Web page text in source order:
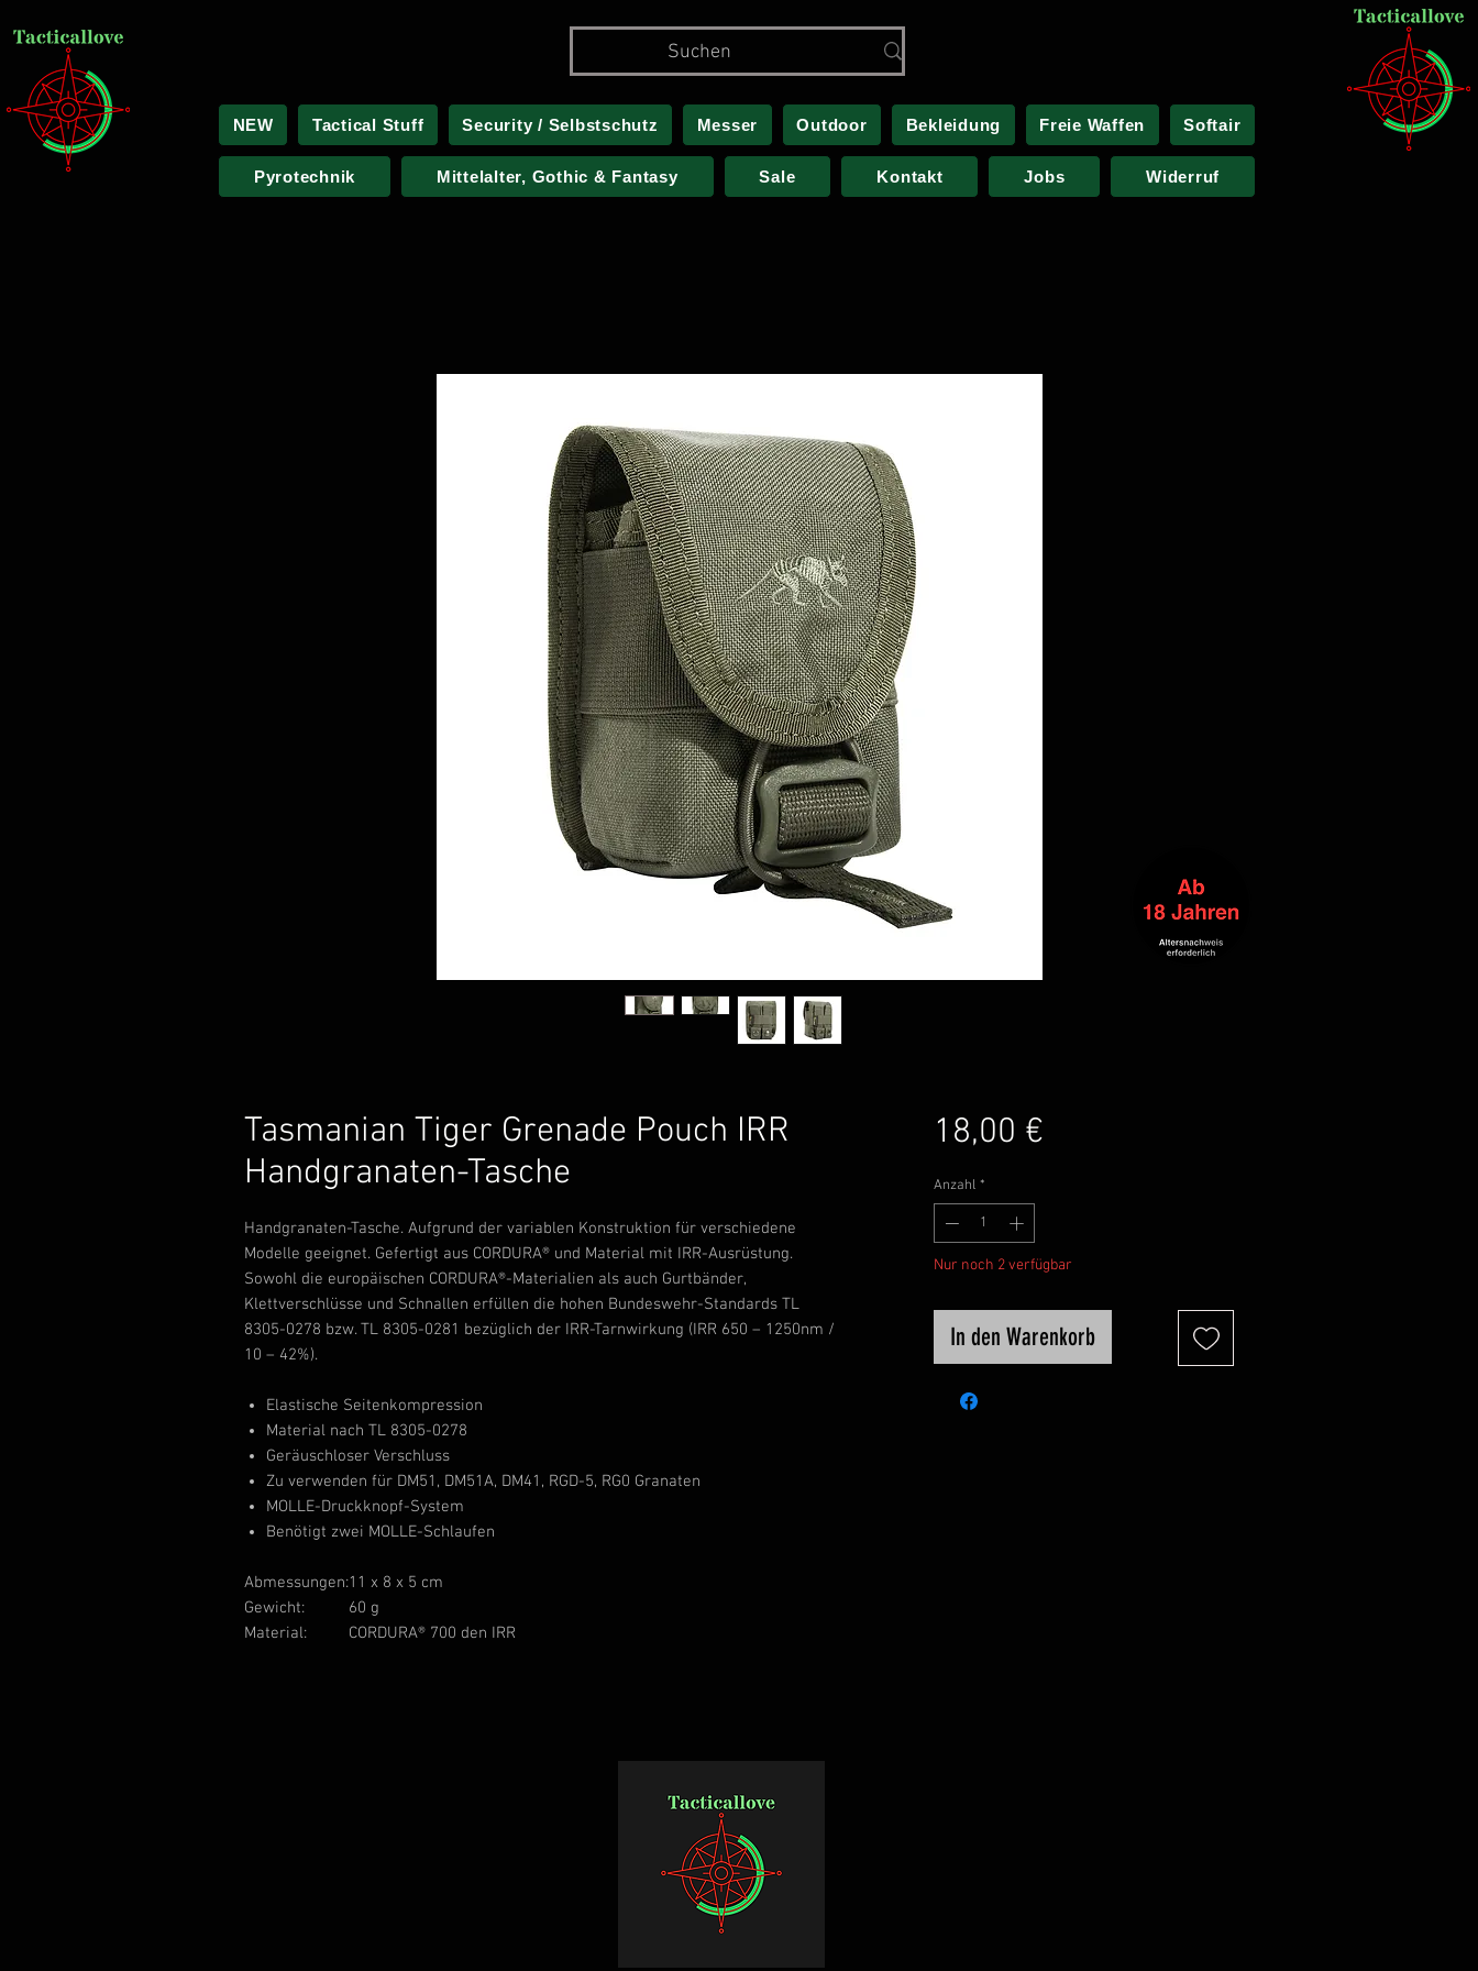
NEW Tactical Stuff Security / Selbstschutz Messer Outdoor Bekleidung Freie Waffen Softair
Pyrotechnik Mittelalter, Gothic & Fantasy Sale Kontakt Jobs Widerruf
Tasmanian Tiger Grenade Pouch IRR
Handgranaten-Tasche
Handgranaten-Tasche. Aufgrund der variablen Konstruktion für verschiedene
Modelle geeignet. Gefertigt aus CORDURA® und Material mit IRR-Ausrüstung.
Sowohl die europäischen CORDURA®-Materialien als auch Gurtbänder,
Klettverschlüsse und Schnallen erfüllen die hohen Bundeswehr-Standards TL
8305-0278 bzw. TL 8305-0281 bezüglich der IRR-Tarnwirkung (IRR 650 – 1250nm /
10 – 42%).
Elastische Seitenkompression
Material nach TL 8305-0278
Geräuschloser Verschluss
Zu verwenden für DM51, DM51A, DM41, RGD-5, RG0 Granaten
MOLLE-Druckknopf-System
Benötigt zwei MOLLE-Schlaufen
Abmessungen:11 x 8 x 5 cm
Gewicht:
60 g
Material:
CORDURA® 700 den IRR
18,00 €Preis
Anzahl *
Nur noch 2 verfügbar
In den Warenkorb